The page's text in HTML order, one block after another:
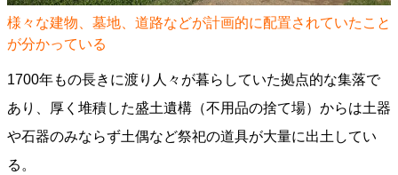
様々な建物、墓地、道路などが計画的に配置されていたこと
が分かっている
1700年もの長きに渡り人々が暮らしていた拠点的な集落で
あり、厚く堆積した盛土遺構（不用品の捨て場）からは土器
や石器のみならず土偶など祭祀の道具が大量に出土してい
る。